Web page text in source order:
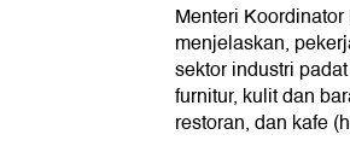
Menteri
menjelaskan,
sektor industri
furnitur, kulit dan
restoran, dan kafe